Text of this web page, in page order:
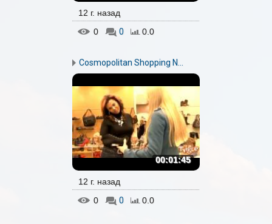
12 г. назад
0
0 0.0
Cosmopolitan Shopping N...
00:01:45
12 г. назад
0
0 0.0